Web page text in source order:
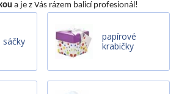
a je z Vás rázem balicí profesionál!
papírové
krabičky